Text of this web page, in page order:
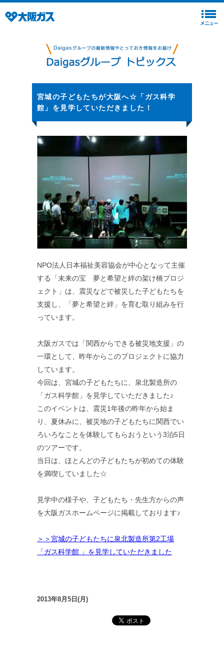
宮城の子どもたちが大阪へ☆「ガス科学
館」を見学していただきました！
NPO法人日本福祉美容協会が中心となって主催
する「未来の宝 夢と希望と絆の架け橋プロジ
ェクト」は、震災などで被災した子どもたちを
支援し、「夢と希望と絆」を育む取り組みを行
っています。
大阪ガスでは「関西からできる被災地支援」の
一環として、昨年からこのプロジェクトに協力
しています。
今回は、宮城の子どもたちに、泉北製造所の
「ガス科学館」を見学していただきました♪
このイベントは、震災1年後の昨年から始ま
り、夏休みに、被災地の子どもたちに関西でい
ろいろなことを体験してもらおうという3泊5日
のツアーです。
当日は、ほとんどの子どもたちが初めての体験
を満喫していました☆
見学中の様子や、子どもたち・先生方からの声
を大阪ガスホームページに掲載しております♪
＞＞宮城の子どもたちに泉北製造所第2工場
「ガス科学館 」を見学していただきました
2013年8月5日(月)